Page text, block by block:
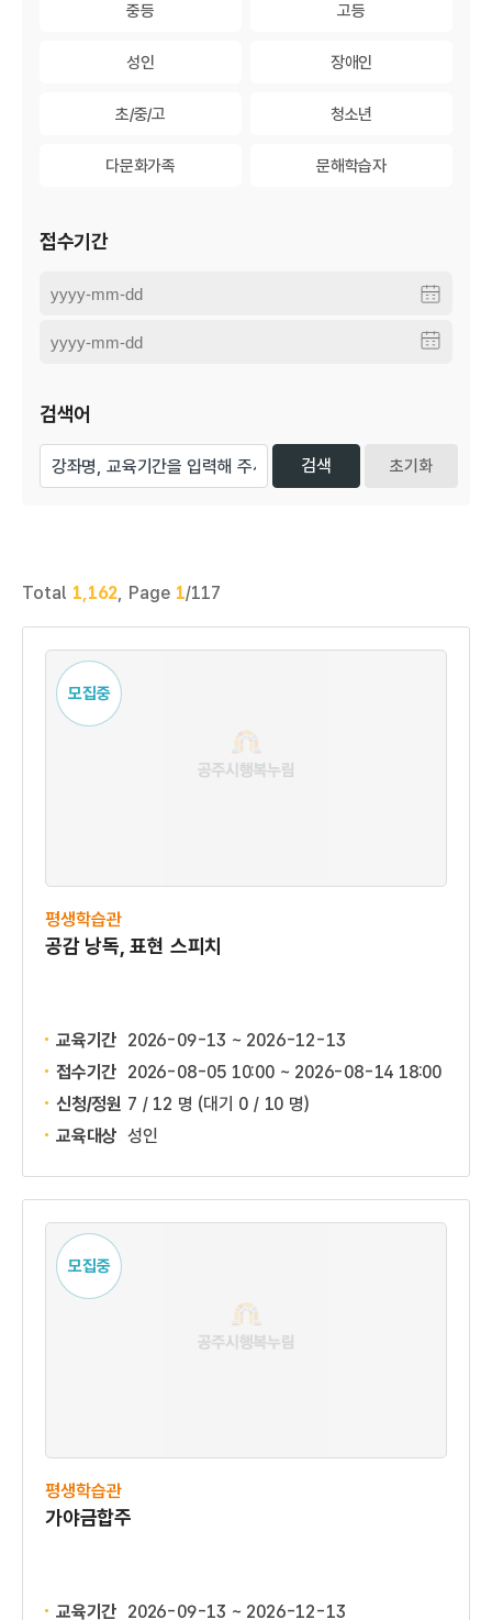
중등 고등
성인 장애인
초/중/고 청소년
다문화가족다문화가족 문해학습자문해학습자
접수기간
검색어
초기화
Total 1,162, Page 1/117
모집중
평생학습관
공감 낭독, 표현 스피치
교육기간 2026-09-13 ~ 2026-12-13
접수기간 2026-08-05 10:00 ~ 2026-08-14 18:00
신청/정원 7 / 12 명 (대기 0 / 10 명)
교육대상 성인
모집중
평생학습관
가야금합주
교육기간 2026-09-13 ~ 2026-12-13